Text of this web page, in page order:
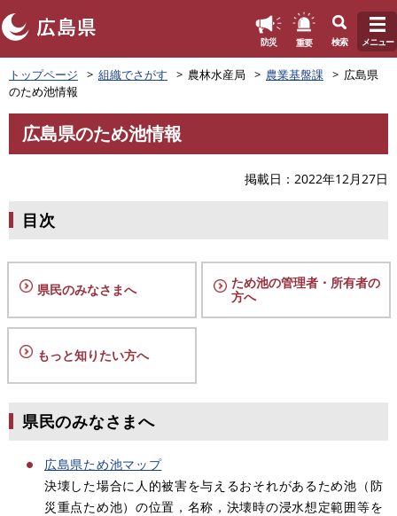
ペ
ー
ジ
の
頭
。
防災 重要 検索 メニュー
トップページ 組織でさがす 農林水産局 農業基盤課
広島県
のため池情報
文
広島県のため池情報
掲載日 2022年12月27日
目次
県民のみなさまへ
ため池の管理者・所有者の
方へ
もっと知りたい方へ
県民のみなさまへ
広島県ため池マップ
決壊した場合に人的被害を与えるおそれがあるため池（防
災重点ため池）の位置，名称，決壊時の浸水想定範囲等を